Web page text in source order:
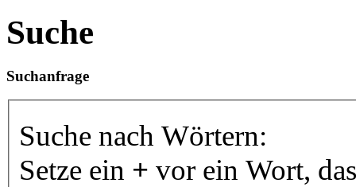
Suche
Suchanfrage
Suche nach Wörtern:
Setze ein + vor ein Wort,